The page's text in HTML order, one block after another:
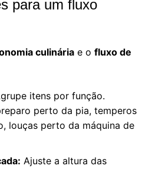
para um fluxo
culináriae o fluxo de
itens por função.
perto da pia, temperos
louças perto da máquina de
Ajuste a altura das